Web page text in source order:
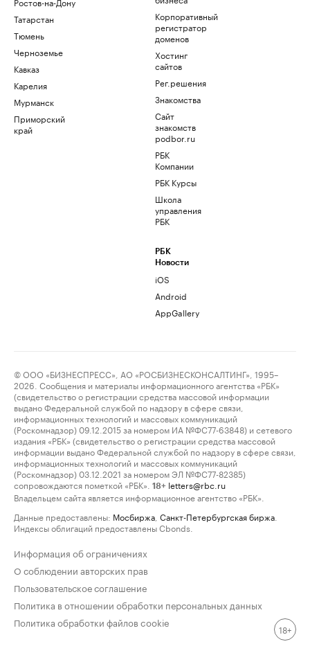
Татарстан
Тюмень
Черноземье
Кавказ
Карелия
Мурманск
Приморский
край
Корпоративный
регистратор
доменов
Хостинг
сайтов
Рег.решения
Знакомства
Сайт
знакомств
podbor.ru
РБК
Компании
РБК Курсы
Школа
управления
РБК
РБК
Новости
iOS
Android
AppGallery
© ООО «БИЗНЕСПРЕСС», АО «РОСБИЗНЕСКОНСАЛТИНГ», 1995–
2026. Сообщения и материалы информационного агентства «РБК»
(свидетельство о регистрации средства массовой информации
выдано Федеральной службой по надзору в сфере связи,
информационных технологий и массовых коммуникаций
(Роскомнадзор) 09.12.2015 за номером ИА №ФС77-63848) и сетевого
издания «РБК» (свидетельство о регистрации средства массовой
информации выдано Федеральной службой по надзору в сфере связи,
информационных технологий и массовых коммуникаций
(Роскомнадзор) 03.12.2021 за номером ЭЛ №ФС77-82385)
сопровождаются пометкой «РБК».
18+ letters@rbc.ru
Владельцем сайта является информационное агентство «РБК».
Данные предоставлены: Мосбиржа Санкт-Петербургская биржа
Индексы облигаций предоставлены Cbonds.
Информация об ограничениях
О соблюдении авторских прав
Пользовательское соглашение
Политика в отношении обработки персональных данных
Политика обработки файлов cookie
18+